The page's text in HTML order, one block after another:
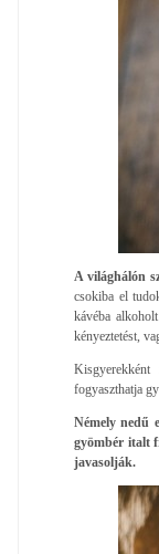
A világhálón
csokiba el
kávéba
kényeztetést,
fogyaszthatja
Némely nedű
gyömbér italt
javasolják.